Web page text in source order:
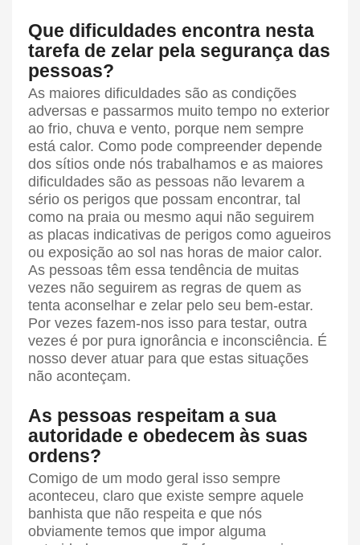
Que dificuldades encontra nesta
tarefa de zelar pela segurança das
pessoas?
As maiores dificuldades são as condições
adversas e passarmos muito tempo no exterior
ao frio, chuva e vento, porque nem sempre
está calor. Como pode compreender depende
dos sítios onde nós trabalhamos e as maiores
dificuldades são as pessoas não levarem a
sério os perigos que possam encontrar, tal
como na praia ou mesmo aqui não seguirem
as placas indicativas de perigos como agueiros
ou exposição ao sol nas horas de maior calor.
As pessoas têm essa tendência de muitas
vezes não seguirem as regras de quem as
tenta aconselhar e zelar pelo seu bem-estar.
Por vezes fazem-nos isso para testar, outra
vezes é por pura ignorância e inconsciência. É
nosso dever atuar para que estas situações
não aconteçam.
As pessoas respeitam a sua
autoridade e obedecem às suas
ordens?
Comigo de um modo geral isso sempre
aconteceu, claro que existe sempre aquele
banhista que não respeita e que nós
obviamente temos que impor alguma